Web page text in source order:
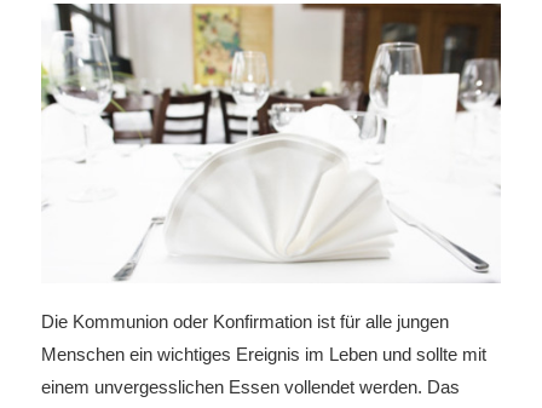
Die Kommunion oder Konfirmation ist für alle jungen
Menschen ein wichtiges Ereignis im Leben und sollte mit
einem unvergesslichen Essen vollendet werden. Das